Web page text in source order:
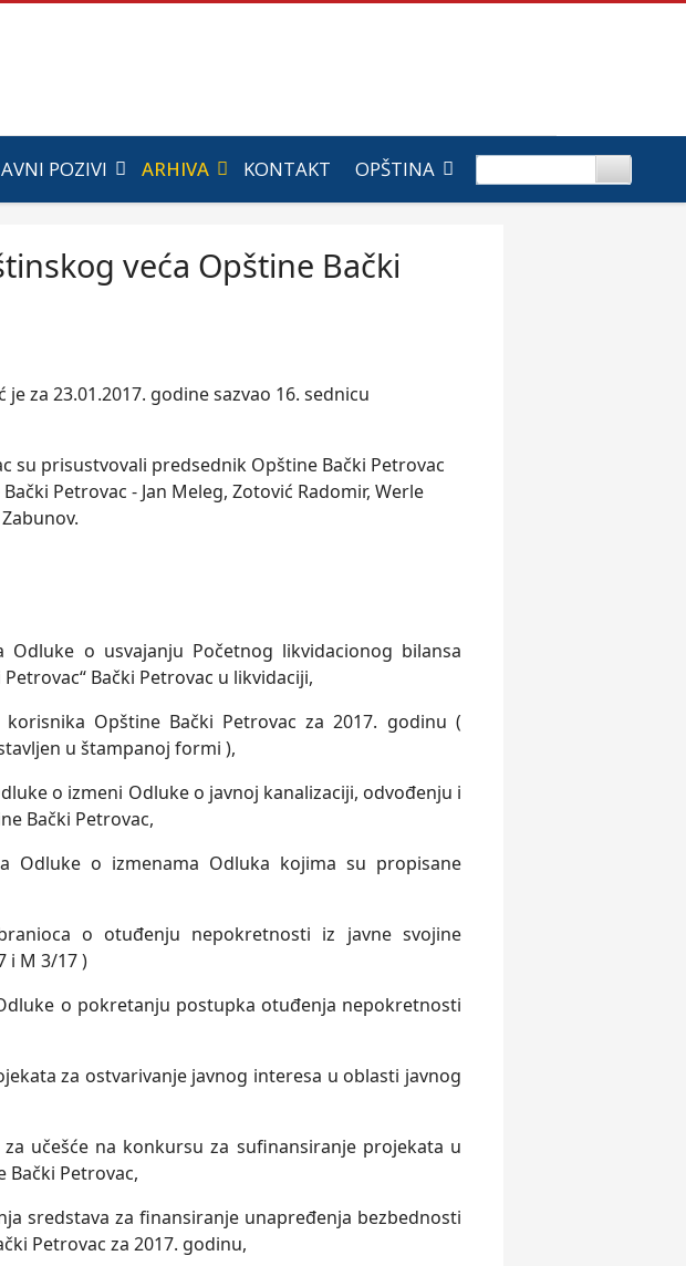
POZIVI ARHIVA KONTAKT OPŠTINA
veća Opštine Bački
za 23.01.2017. godine sazvao 16. sednicu
su prisustvovali predsednik Opštine Bački Petrovac
Petrovac - Jan Meleg, Zotović Radomir, Werle
o usvajanju Početnog likvidacionog bilansa
Bački Petrovac u likvidaciji,
Opštine Bački Petrovac za 2017. godinu (
u štampanoj formi ),
o izmeni Odluke o javnoj kanalizaciji, odvođenju i
Bački Petrovac,
Odluke o izmenama Odluka kojima su propisane
o otuđenju nepokretnosti iz javne svojine
i M 3/17 )
o pokretanju postupka otuđenja nepokretnosti
za ostvarivanje javnog interesa u oblasti javnog
učešće na konkursu za sufinansiranje projekata u
Petrovac,
sredstava za finansiranje unapređenja bezbednosti
Petrovac za 2017. godinu,